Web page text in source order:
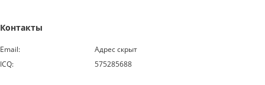
Контакты
Email:
Адрес скрыт
ICQ:
575285688